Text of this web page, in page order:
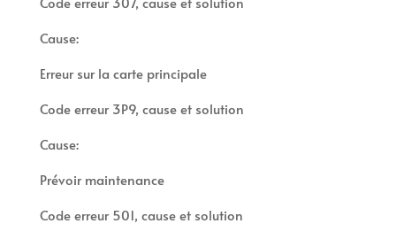
Cause:
Erreur sur la carte principale
Code erreur 3P9, cause et solution
Cause:
Prévoir maintenance
Code erreur 501, cause et solution